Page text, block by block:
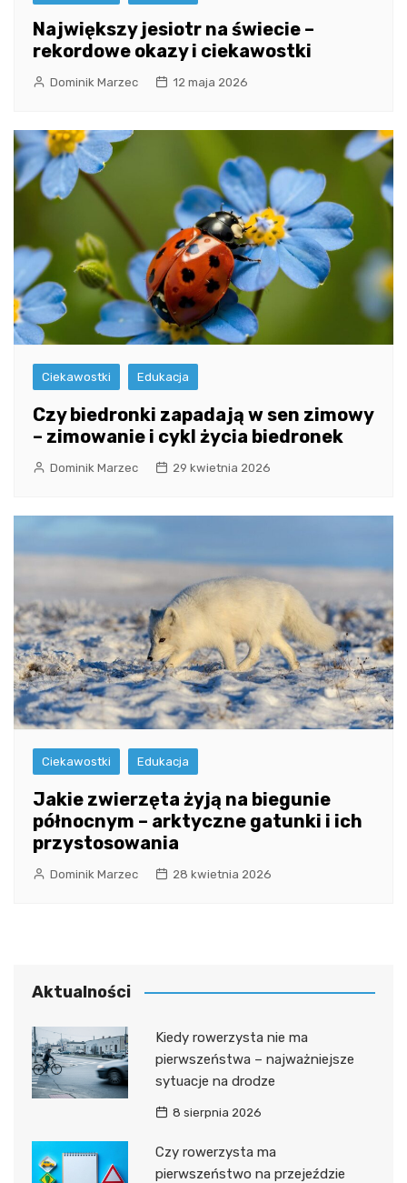
Największy jesiotr na świecie –
rekordowe okazy i ciekawostki
Dominik Marzec 12 maja 2026
Ciekawostki Edukacja
Czy biedronki zapadają w sen zimowy
– zimowanie i cykl życia biedronek
Dominik Marzec 29 kwietnia 2026
Ciekawostki Edukacja
Jakie zwierzęta żyją na biegunie
północnym – arktyczne gatunki i ich
przystosowania
Dominik Marzec 28 kwietnia 2026
Aktualności
Kiedy rowerzysta nie ma
pierwszeństwa – najważniejsze
sytuacje na drodze
8 sierpnia 2026
Czy rowerzysta ma
pierwszeństwo na przejeździe